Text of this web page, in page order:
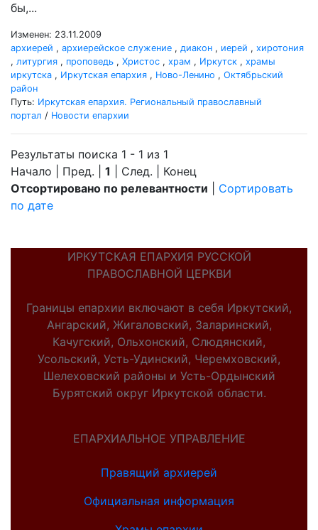
бы,...
Изменен: 23.11.2009
архиерей , архиерейское служение , диакон , иерей , хиротония
, литургия , проповедь , Христос , храм , Иркутск , храмы
иркутска , Иркутская епархия , Ново-Ленино , Октябрьский
район
Путь: Иркутская епархия. Региональный православный
портал / Новости епархии
Результаты поиска 1 - 1 из 1
Начало | Пред. | 1 | След. | Конец
Отсортировано по релевантности
Сортировать
по дате
ИРКУТСКАЯ ЕПАРХИЯ РУССКОЙ
ПРАВОСЛАВНОЙ ЦЕРКВИ
Границы епархии включают в себя Иркутский,
Ангарский, Жигаловский, Заларинский,
Качугский, Ольхонский, Слюдянский,
Усольский, Усть-Удинский, Черемховский,
Шелеховский районы и Усть-Ордынский
Бурятский округ Иркутской области.
ЕПАРХИАЛЬНОЕ УПРАВЛЕНИЕ
Правящий архиерей
Официальная информация